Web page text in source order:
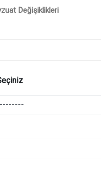
Değişiklikleri